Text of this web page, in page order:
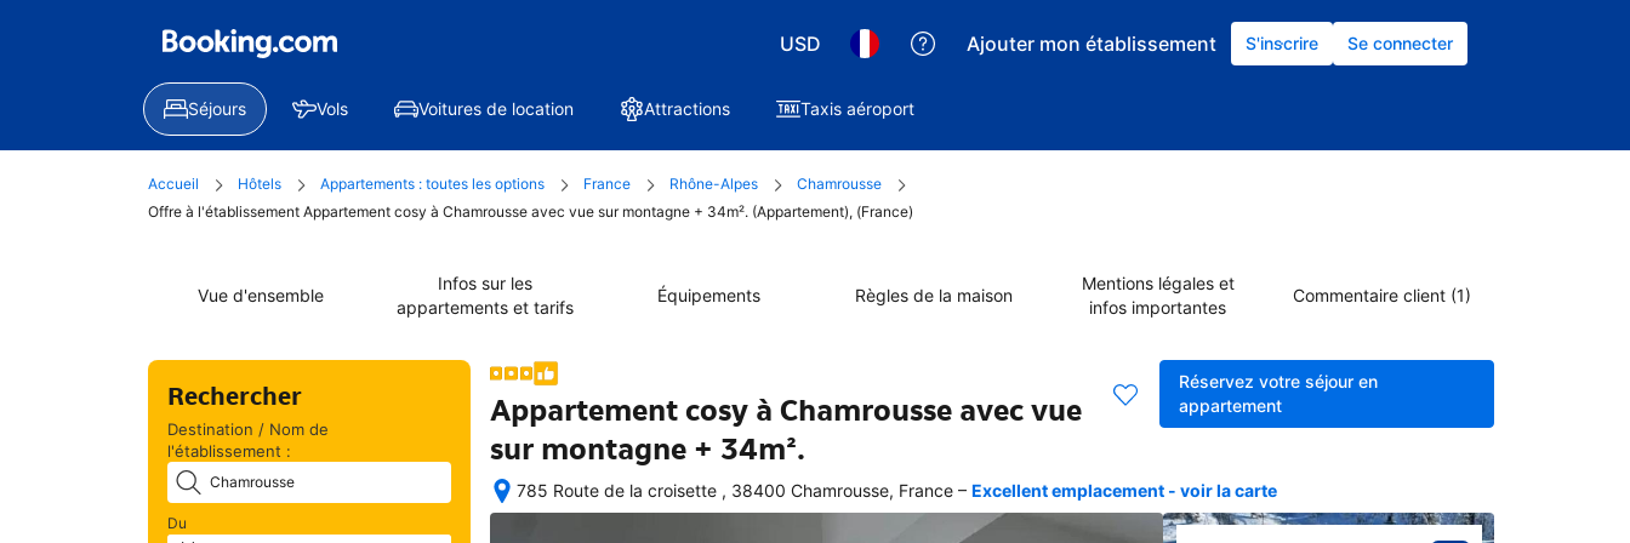
USD Ajouter mon établissement S'inscrire Se connecter
Séjours Vols Voitures de location Attractions Taxis aéroport
Accueil Hôtels Appartements : toutes les options France Rhône-Alpes
Chamrousse
Offre à l'établissement Appartement cosy à Chamrousse avec vue sur montagne + 34m². (Appartement), (France)
Vue d'ensemble
Infos sur les
appartements et tarifs
Équipements Règles de la maison
Mentions légales et
infos importantes
Commentaire client (1)
Rechercher
Destination / Nom de
l'établissement :
Du
Réservez votre séjour en
appartement
Appartement cosy à Chamrousse avec vue
sur montagne + 34m².
785 Route de la croisette , 38400 Chamrousse, France
Excellente
– Excellent emplacement - voir la carte